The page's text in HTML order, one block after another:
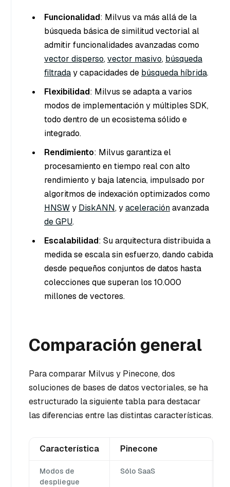
Funcionalidad: Milvus va más allá de la
búsqueda básica de similitud vectorial al
admitir funcionalidades avanzadas como
vector disperso,vector masivo, búsqueda
filtraday capacidades de búsqueda híbrida.
Flexibilidad: Milvus se adapta a varios
modos de implementación y múltiples SDK,
todo dentro de un ecosistema sólido e
integrado.
Rendimiento: Milvus garantiza el
procesamiento en tiempo real con alto
rendimiento y baja latencia, impulsado por
algoritmos de indexación optimizados como
HNSWy DiskANN, yaceleraciónavanzada
de GPU.
Escalabilidad: Su arquitectura distribuida a
medida se escala sin esfuerzo, dando cabida
desde pequeños conjuntos de datos hasta
colecciones que superan los 10.000
millones de vectores.
Comparación general
Para comparar Milvus y Pinecone, dos
soluciones de bases de datos vectoriales, se ha
estructurado la siguiente tabla para destacar
las diferencias entre las distintas características.
Característica Pinecone
Modos de
despliegue
Sólo SaaS